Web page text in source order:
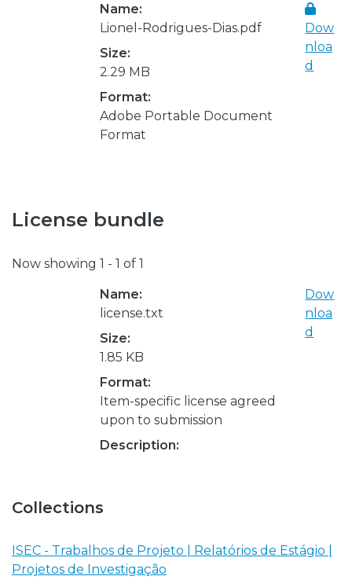
Name:
Lionel-Rodrigues-Dias.pdf
Size:
2.29 MB
Format:
Adobe Portable Document
Format
Dow
nloa
d
License bundle
Now showing 1 - 1 of 1
Name:
license.txt
Size:
1.85 KB
Format:
Item-specific license agreed
upon to submission
Description:
Dow
nloa
d
Collections
ISEC - Trabalhos de Projeto | Relatórios de Estágio |
Projetos de Investigação